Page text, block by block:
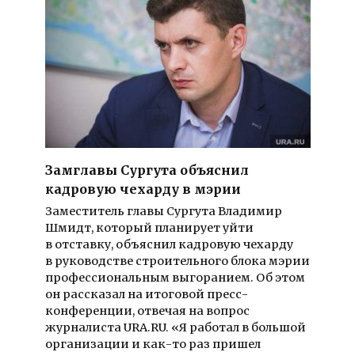
Замглавы Сургута объяснил
кадровую чехарду в мэрии
Заместитель главы Сургута Владимир
Шмидт, который планирует уйти
в отставку, объяснил кадровую чехарду
в руководстве строительного блока мэрии
профессиональным выгоранием. Об этом
он рассказал на итоговой пресс-
конференции, отвечая на вопрос
журналиста URA.RU. «Я работал в большой
организации и как-то раз пришел